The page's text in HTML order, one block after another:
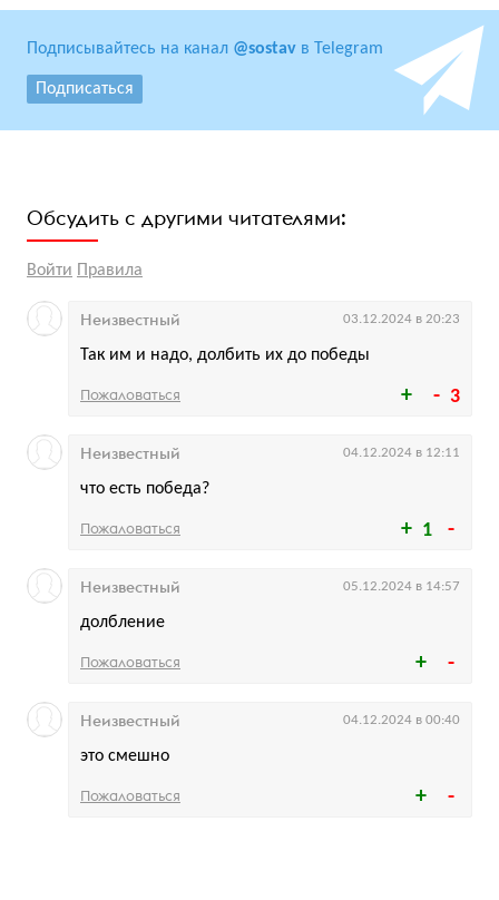
Подписывайтесь на канал @sostav в Telegram
Подписаться
Обсудить с другими читателями:
Войти Правила
3
Так им и надо, долбить их до победы
Неизвестный 03.12.2024 в 20:23
Пожаловаться
1
что есть победа?
Неизвестный 04.12.2024 в 12:11
Пожаловаться
долбление
Неизвестный 05.12.2024 в 14:57
Пожаловаться
это смешно
Неизвестный 04.12.2024 в 00:40
Пожаловаться